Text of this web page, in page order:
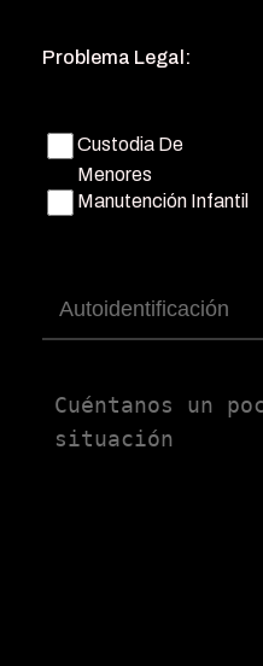
Problema Legal:
Custodia De
Menores
Manutención Infantil
Autoidentificación
Untitled